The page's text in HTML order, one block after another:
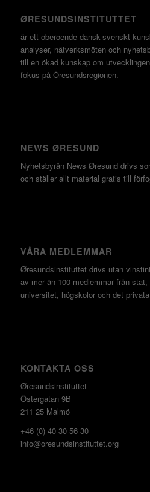
ØRESUNDSINSTITUTTET
är ett oberoende dansk-svenskt
analyser, nätverksmöten och
till en ökad kunskap om
fokus på Öresundsregionen.
NEWS ØRESUND
Nyhetsbyrån News Øresund drivs
och ställer allt material gratis till
VÅRA MEDLEMMAR
Øresundsinstituttet drivs utan
av mer än 100 medlemmar från stat,
universitet, högskolor och det
KONTAKTA OSS
Øresundsinstituttet
Östergatan 9B
211 25 Malmö
+46 (0) 40 30 56 30
info@oresundsinstituttet.org